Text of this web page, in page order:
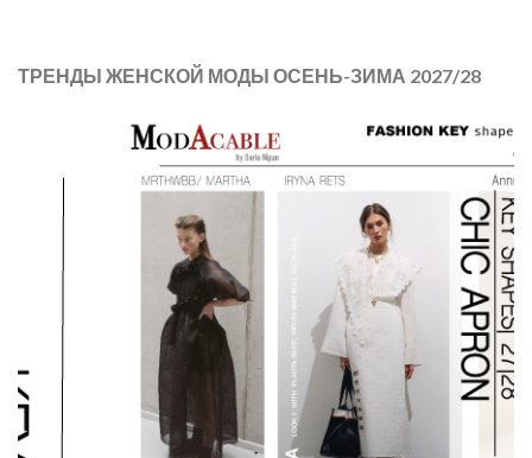
ТРЕНДЫ ЖЕНСКОЙ МОДЫ ОСЕНЬ-ЗИМА 2027/28